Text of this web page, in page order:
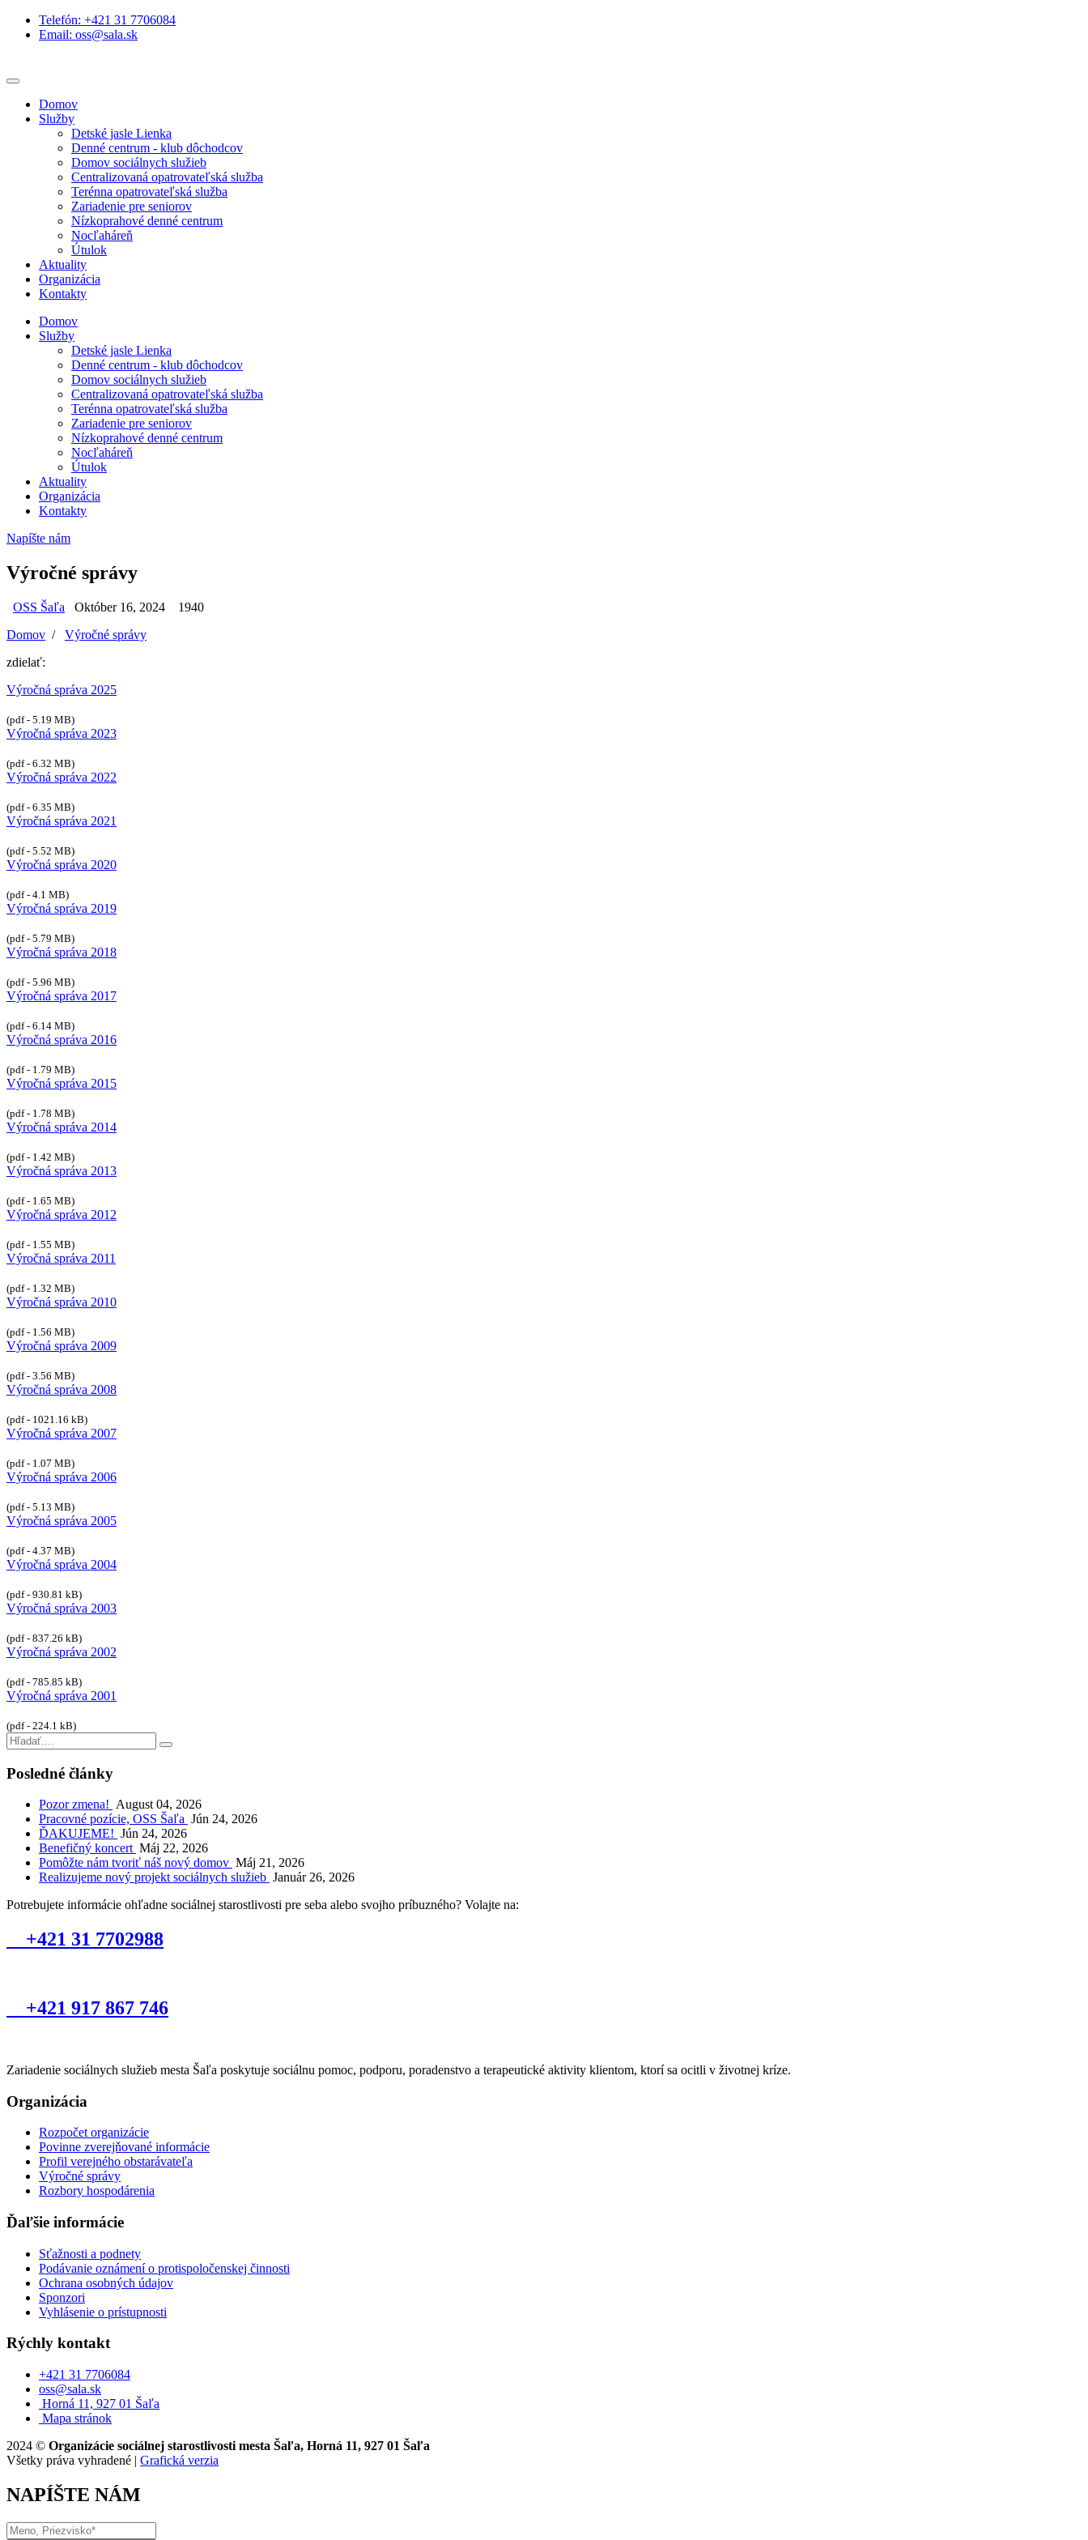
Telefón: +421 31 7706084
Email: oss@sala.sk
Domov
Služby
Detské jasle Lienka
Denné centrum - klub dôchodcov
Domov sociálnych služieb
Centralizovaná opatrovateľská služba
Terénna opatrovateľská služba
Zariadenie pre seniorov
Nízkoprahové denné centrum
Nocľaháreň
Útulok
Aktuality
Organizácia
Kontakty
Domov
Služby
Detské jasle Lienka
Denné centrum - klub dôchodcov
Domov sociálnych služieb
Centralizovaná opatrovateľská služba
Terénna opatrovateľská služba
Zariadenie pre seniorov
Nízkoprahové denné centrum
Nocľaháreň
Útulok
Aktuality
Organizácia
Kontakty
Napíšte nám
Výročné správy
OSS Šaľa Október 16, 2024
1940
Domov / Výročné správy
zdielať:
Výročná správa 2025
(pdf - 5.19 MB)
Výročná správa 2023
(pdf - 6.32 MB)
Výročná správa 2022
(pdf - 6.35 MB)
Výročná správa 2021
(pdf - 5.52 MB)
Výročná správa 2020
(pdf - 4.1 MB)
Výročná správa 2019
(pdf - 5.79 MB)
Výročná správa 2018
(pdf - 5.96 MB)
Výročná správa 2017
(pdf - 6.14 MB)
Výročná správa 2016
(pdf - 1.79 MB)
Výročná správa 2015
(pdf - 1.78 MB)
Výročná správa 2014
(pdf - 1.42 MB)
Výročná správa 2013
(pdf - 1.65 MB)
Výročná správa 2012
(pdf - 1.55 MB)
Výročná správa 2011
(pdf - 1.32 MB)
Výročná správa 2010
(pdf - 1.56 MB)
Výročná správa 2009
(pdf - 3.56 MB)
Výročná správa 2008
(pdf - 1021.16 kB)
Výročná správa 2007
(pdf - 1.07 MB)
Výročná správa 2006
(pdf - 5.13 MB)
Výročná správa 2005
(pdf - 4.37 MB)
Výročná správa 2004
(pdf - 930.81 kB)
Výročná správa 2003
(pdf - 837.26 kB)
Výročná správa 2002
(pdf - 785.85 kB)
Výročná správa 2001
(pdf - 224.1 kB)
Posledné články
Pozor zmena! August 04, 2026
Pracovné pozície, OSS Šaľa Jún 24, 2026
ĎAKUJEME! Jún 24, 2026
Benefičný koncert Máj 22, 2026
Pomôžte nám tvoriť náš nový domov Máj 21, 2026
Realizujeme nový projekt sociálnych služieb Január 26, 2026
Potrebujete informácie ohľadne sociálnej starostlivosti pre seba alebo svojho príbuzného? Volajte na:
+421 31 7702988
+421 917 867 746
Zariadenie sociálnych služieb mesta Šaľa poskytuje sociálnu pomoc, podporu, poradenstvo a terapeutické aktivity klientom, ktorí sa ocitli v životnej kríze.
Organizácia
Rozpočet organizácie
Povinne zverejňované informácie
Profil verejného obstarávateľa
Výročné správy
Rozbory hospodárenia
Ďaľšie informácie
Sťažnosti a podnety
Podávanie oznámení o protispoločenskej činnosti
Ochrana osobných údajov
Sponzori
Vyhlásenie o prístupnosti
Rýchly kontakt
+421 31 7706084
oss@sala.sk
Horná 11, 927 01 Šaľa
Mapa stránok
2024 © Organizácie sociálnej starostlivosti mesta Šaľa, Horná 11, 927 01 Šaľa
Všetky práva vyhradené | Grafická verzia
NAPÍŠTE NÁM